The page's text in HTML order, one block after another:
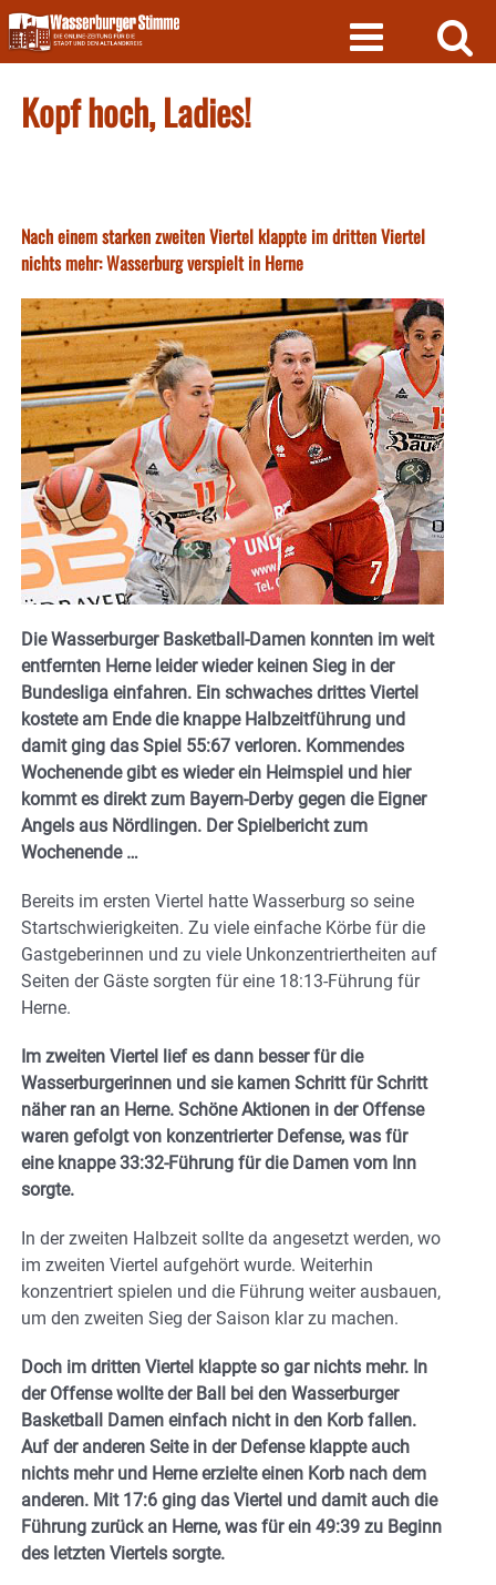
Skip
to
content
Kopf hoch, Ladies!
Nach einem starken zweiten Viertel klappte im dritten Viertel
nichts mehr: Wasserburg verspielt in Herne
Die Wasserburger Basketball-Damen konnten im weit
entfernten Herne leider wieder keinen Sieg in der
Bundesliga einfahren. Ein schwaches drittes Viertel
kostete am Ende die knappe Halbzeitführung und
damit ging das Spiel 55:67 verloren. Kommendes
Wochenende gibt es wieder ein Heimspiel und hier
kommt es direkt zum Bayern-Derby gegen die Eigner
Angels aus Nördlingen. Der Spielbericht zum
Wochenende …
Bereits im ersten Viertel hatte Wasserburg so seine
Startschwierigkeiten. Zu viele einfache Körbe für die
Gastgeberinnen und zu viele Unkonzentriertheiten auf
Seiten der Gäste sorgten für eine 18:13-Führung für
Herne.
Im zweiten Viertel lief es dann besser für die
Wasserburgerinnen und sie kamen Schritt für Schritt
näher ran an Herne. Schöne Aktionen in der Offense
waren gefolgt von konzentrierter Defense, was für
eine knappe 33:32-Führung für die Damen vom Inn
sorgte.
In der zweiten Halbzeit sollte da angesetzt werden, wo
im zweiten Viertel aufgehört wurde. Weiterhin
konzentriert spielen und die Führung weiter ausbauen,
um den zweiten Sieg der Saison klar zu machen.
Doch im dritten Viertel klappte so gar nichts mehr. In
der Offense wollte der Ball bei den Wasserburger
Basketball Damen einfach nicht in den Korb fallen.
Auf der anderen Seite in der Defense klappte auch
nichts mehr und Herne erzielte einen Korb nach dem
anderen. Mit 17:6 ging das Viertel und damit auch die
Führung zurück an Herne, was für ein 49:39 zu Beginn
des letzten Viertels sorgte.